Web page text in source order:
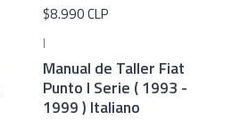
$8.990 CLP
|
Manual de Taller Fiat
Punto I Serie ( 1993 -
1999 ) Italiano